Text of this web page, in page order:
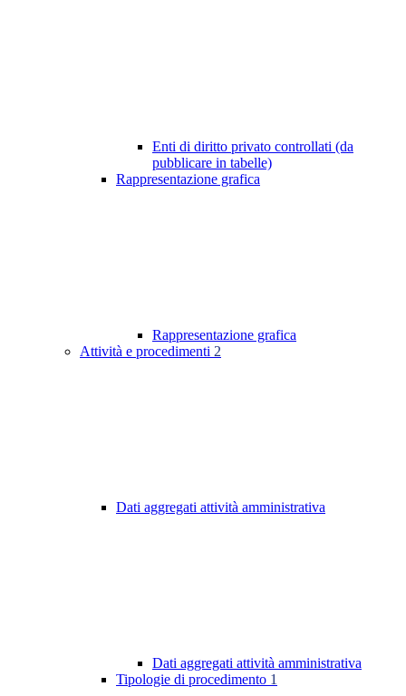
Enti di diritto privato controllati (da
pubblicare in tabelle)
Rappresentazione grafica
Rappresentazione grafica
Attività e procedimenti 2
Dati aggregati attività amministrativa
Dati aggregati attività amministrativa
Tipologie di procedimento 1